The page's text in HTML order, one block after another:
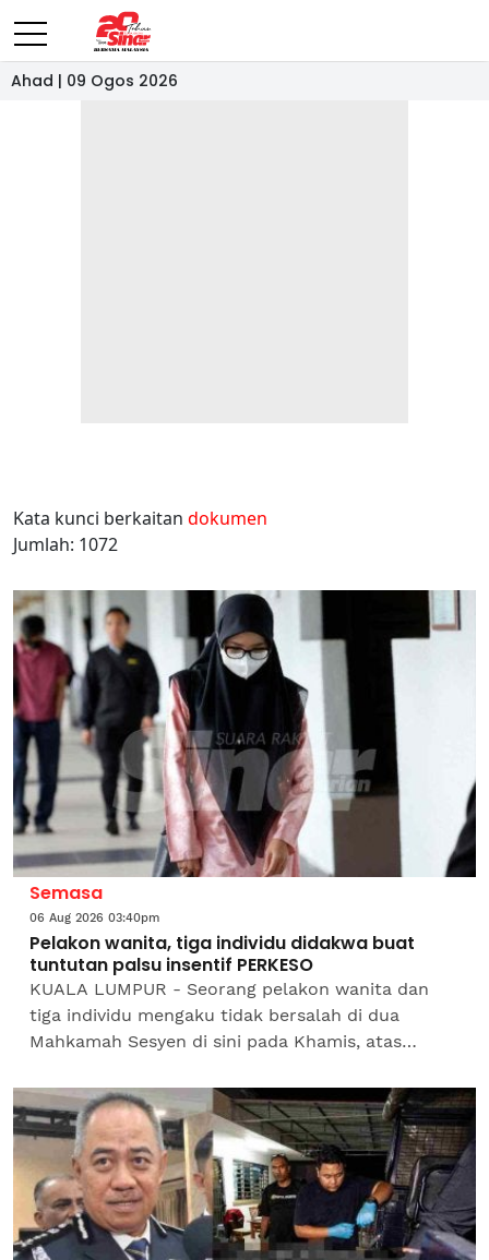
Ahad | 09 Ogos 2026
Kata kunci berkaitan dokumen
Jumlah: 1072
Semasa
06 Aug 2026 03:40pm
Pelakon wanita, tiga individu didakwa buat
tuntutan palsu insentif PERKESO
KUALA LUMPUR - Seorang pelakon wanita dan
tiga individu mengaku tidak bersalah di dua
Mahkamah Sesyen di sini pada Khamis, atas
membabitkan tuntutan insentif di bawah...